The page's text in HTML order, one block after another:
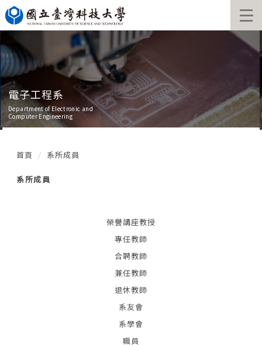
跳
到
主
內
容
區
電子工程系
Department of Electronic and
Computer Engineering
首頁 系所成員
系所成員
榮譽講座教授
專任教師
合聘教師
兼任教師
退休教師
系友會
系學會
職員